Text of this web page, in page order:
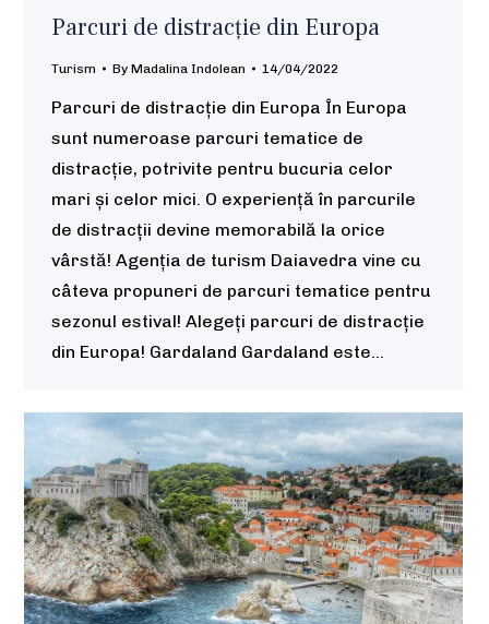
Parcuri de distracție din Europa
Turism ByMadalina Indolean 14/04/2022
Parcuri de distracție din Europa În Europa
sunt numeroase parcuri tematice de
distracție, potrivite pentru bucuria celor
mari și celor mici. O experiență în parcurile
de distracții devine memorabilă la orice
vârstă! Agenția de turism Daiavedra vine cu
câteva propuneri de parcuri tematice pentru
sezonul estival! Alegeți parcuri de distracție
din Europa! Gardaland Gardaland este…